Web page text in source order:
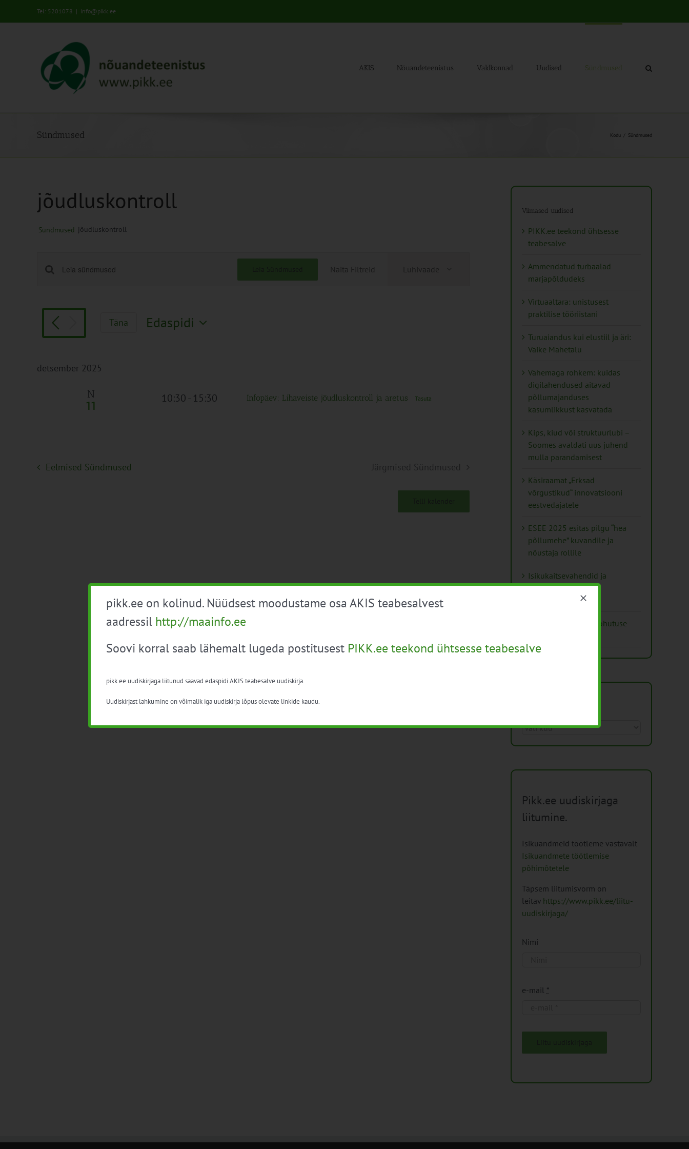
Tel: 5201078 | info@pikk.ee
AKIS Nõuandeteenistus Valdkonnad Uudised Sündmused
Sündmused Kodu Sündmused
jõudluskontroll
Sündmused jõudluskontroll
Sündmused
Views
Navigation
Enter
for
Sündmused
by
Näita Filtreid
Views
Lühivaade
Täna
Edaspidi
detsember 2025
N
11
10:30- 15:30 Infopäev: Lihaveiste jõudluskontroll ja aretus Tasuta
Eelmised Sündmused Järgmised Sündmused
Viimased uudised
PIKK.ee teekond ühtsesse
teabesalve
Ammendatud turbaalad
marjapõldudeks
Virtuaaltara: unistusest
praktilise tööriistani
Turuaiandus kui elustiil ja äri:
Väike Mahetalu
Vähemaga rohkem: kuidas
digilahendused aitavad
põllumajanduses
kasumlikkust kasvatada
Kips, kiud või struktuurlubi –
Soomes avaldati uus juhend
mulla parandamisest
Käsiraamat „Erksad
võrgustikud“ innovatsiooni
eestvedajatele
ESEE 2025 esitas pilgu “hea
põllumehe” kuvandile ja
nõustaja rollile
Isikukaitsevahendid ja
ohutusnõuded
taimekaitsetöödel
Mida näitavad toiduohutuse
Arhiiv
Pikk.ee uudiskirjaga
liitumine.
Isikuandmeid töötleme vastavalt
Isikuandmete töötlemise
põhimõtetele
Täpsem liitumisvorm on
leitav https://www.pikk.ee/liitu-
uudiskirjaga/
Nimi
e-mail *
pikk.ee on kolinud. Nüüdsest moodustame osa AKIS teabesalvest
aadressil http://maainfo.ee
Soovi korral saab lähemalt lugeda postitusest PIKK.ee teekond ühtsesse teabesalve
pikk.ee uudiskirjaga liitunud saavad edaspidi AKIS teabesalve uudiskirja.
Uudiskirjast lahkumine on võimalik iga uudiskirja lõpus olevate linkide kaudu.